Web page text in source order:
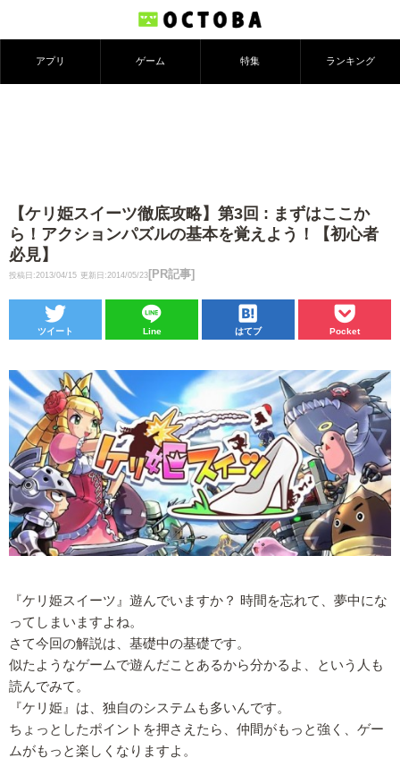
アプリ ゲーム 特集 ランキング
【ケリ姫スイーツ徹底攻略】第3回 : まずはここか
ら！アクションパズルの基本を覚えよう！【初心者
必見】
投稿日:2013/04/15 更新日:2014/05/23 [PR記事]
ツイート Line はてブ Pocket
『ケリ姫スイーツ』遊んでいますか？ 時間を忘れて、夢中にな
ってしまいますよね。
さて今回の解説は、基礎中の基礎です。
似たようなゲームで遊んだことあるから分かるよ、という人も
読んでみて。
『ケリ姫』は、独自のシステムも多いんです。
ちょっとしたポイントを押さえたら、仲間がもっと強く、ゲー
ムがもっと楽しくなりますよ。